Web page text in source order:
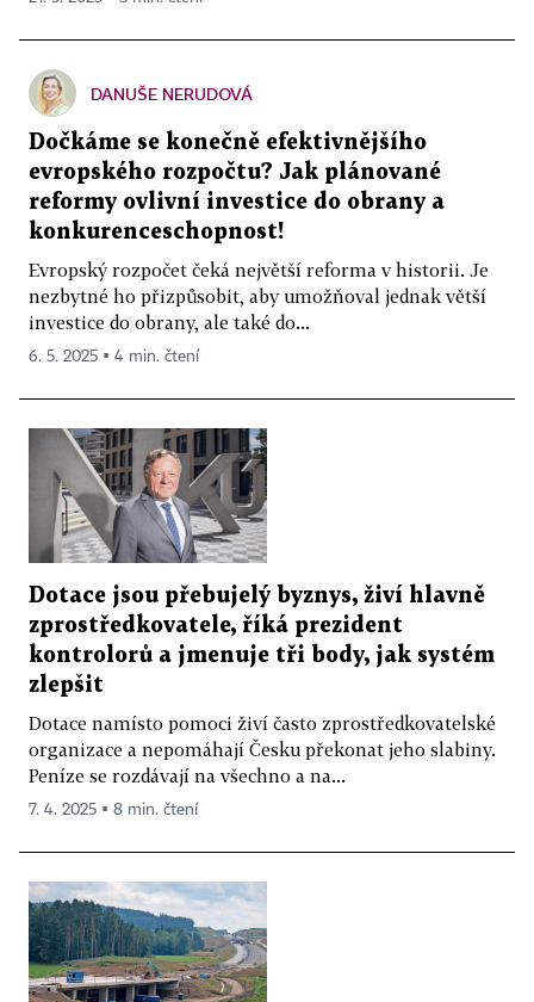
DANUŠE NERUDOVÁ
Dočkáme se konečně efektivnějšího
evropského rozpočtu? Jak plánované
reformy ovlivní investice do obrany a
konkurenceschopnost!
Evropský rozpočet čeká největší reforma v historii. Je
nezbytné ho přizpůsobit, aby umožňoval jednak větší
investice do obrany, ale také do...
6. 5. 2025 ▪ 4 min. čtení
Dotace jsou přebujelý byznys, živí hlavně
zprostředkovatele, říká prezident
kontrolorů a jmenuje tři body, jak systém
zlepšit
Dotace namísto pomoci živí často zprostředkovatelské
organizace a nepomáhají Česku překonat jeho slabiny.
Peníze se rozdávají na všechno a na...
7. 4. 2025 ▪ 8 min. čtení